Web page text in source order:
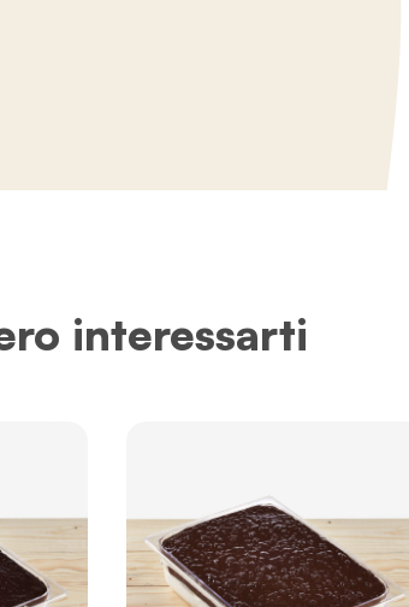
interessarti